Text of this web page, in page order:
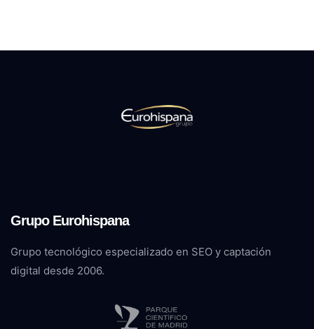
Grupo Eurohispana
Grupo tecnológico especializado en SEO y captación
digital desde 2006.